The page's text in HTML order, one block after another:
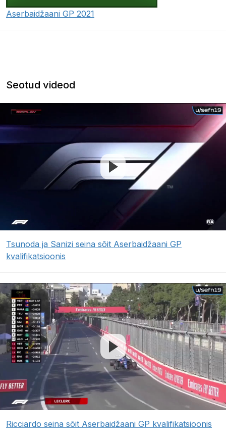
Aserbaidžaani GP 2021
Seotud videod
Tsunoda ja Sanizi seina sõit Aserbaidžaani GP
kvalifikatsioonis
Ricciardo seina sõit Aserbaidžaani GP kvalifikatsioonis